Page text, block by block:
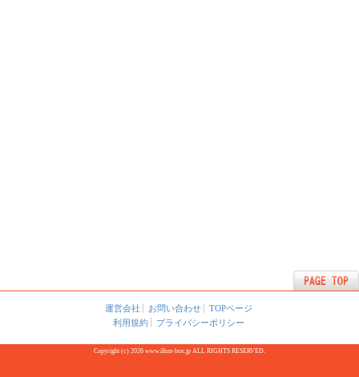
運営会社 お問い合わせ
TOPページ
利用規約
プライバシーポリシー
Copyright (c) 2026 www.illust-box.jp ALL RIGHTS RESERVED.